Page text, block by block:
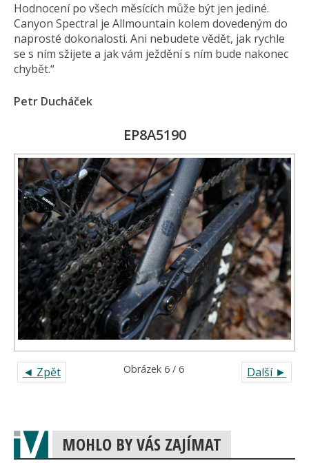
Hodnocení po všech měsících může být jen jediné.
Canyon Spectral je Allmountain kolem dovedeným do
naprosté dokonalosti. Ani nebudete vědět, jak rychle
se s ním sžijete a jak vám ježdění s ním bude nakonec
chybět.“
Petr Ducháček
EP8A5190
◄ Zpět Další ►
Obrázek 6 / 6
MOHLO BY VÁS ZAJÍMAT